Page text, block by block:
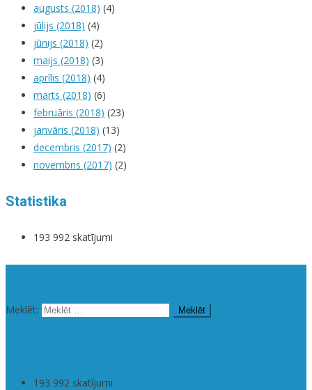
augusts (2018) (4)
jūlijs (2018) (4)
jūnijs (2018) (2)
maijs (2018) (3)
aprīlis (2018) (4)
marts (2018) (6)
februāris (2018) (23)
janvāris (2018) (13)
decembris (2017) (2)
novembris (2017) (2)
Statistika
193 992 skatījumi
Meklēt:
193 992 skatījumi